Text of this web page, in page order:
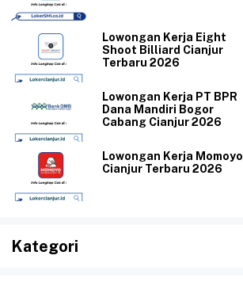
Lowongan Kerja Eight
Shoot Billiard Cianjur
Terbaru 2026
Lowongan Kerja PT BPR
Dana Mandiri Bogor
Cabang Cianjur 2026
Lowongan Kerja Momoyo
Cianjur Terbaru 2026
Kategori